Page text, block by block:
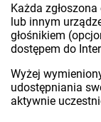
Każda
lub innym
głośnikiem
dostępem do
Wyżej
udostępniania
aktywnie